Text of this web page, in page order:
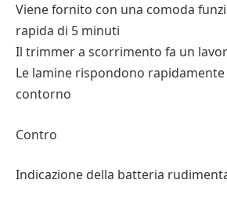
Viene fornito con una comoda
rapida di 5 minuti
Il trimmer a scorrimento fa un
Le lamine rispondono
contorno
Contro
Indicazione della batteria